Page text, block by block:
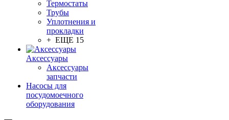
Термостаты
Трубы
Уплотнения и
прокладки
+ ЕЩЕ 15
Аксессуары
Аксессуары
запчасти
Насосы для
посудомоечного
оборудования